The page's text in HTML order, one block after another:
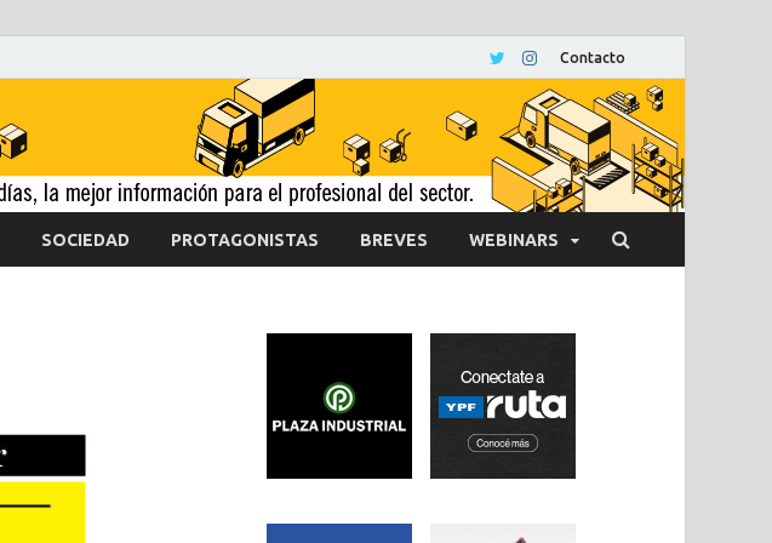
Contacto
SOCIEDAD PROTAGONISTAS BREVES WEBINARS